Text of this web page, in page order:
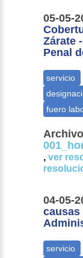
05-05-
Zárate
Penal
,ver
04-05-
causas